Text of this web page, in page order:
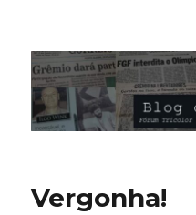
Blog do Ilgo
Vergonha!